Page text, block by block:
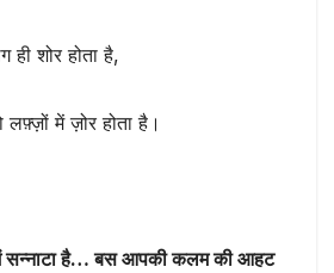
ही शोर होता है,
में ज़ोर होता है।
सन्नाटा है… बस आपकी कलम की आहट